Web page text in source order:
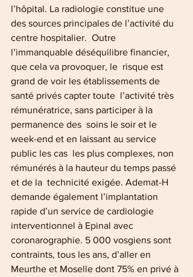
l’hôpital. La radiologie constitue une
des sources principales de l’activité du
centre hospitalier.  Outre
l’immanquable déséquilibre financier,
que cela va provoquer, le  risque est
grand de voir les établissements de
santé privés capter toute  l’activité très
rémunératrice, sans participer à la
permanence des  soins le soir et le
week-end et en laissant au service
public les cas  les plus complexes, non
rémunérés à la hauteur du temps passé
et de la  technicité exigée. Ademat-H
demande également l’implantation
rapide d’un service de cardiologie
interventionnel à Epinal avec
coronarographie. 5 000 vosgiens sont
contraints, tous les ans, d’aller en
Meurthe et Moselle dont 75% en privé à